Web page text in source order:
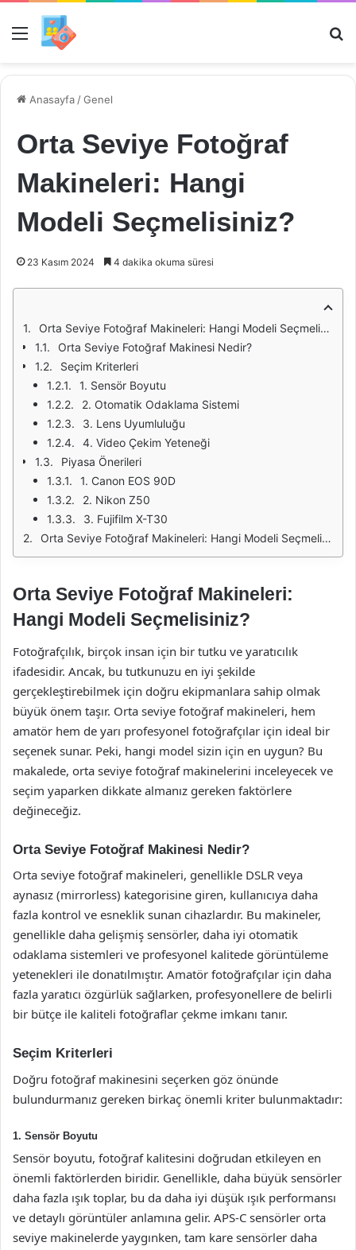
Menü
Anasayfa /Genel
Orta Seviye Fotoğraf
Makineleri: Hangi
Modeli Seçmelisiniz?
23 Kasım 2024 4 dakika okuma süresi
Orta Seviye Fotoğraf Makineleri: Hangi Modeli Seçmelisiniz?
Orta Seviye Fotoğraf Makinesi Nedir?
Seçim Kriterleri
1. Sensör Boyutu
2. Otomatik Odaklama Sistemi
3. Lens Uyumluluğu
4. Video Çekim Yeteneği
Piyasa Önerileri
1. Canon EOS 90D
2. Nikon Z50
3. Fujifilm X-T30
Orta Seviye Fotoğraf Makineleri: Hangi Modeli Seçmelisiniz?
Orta Seviye Fotoğraf Makineleri:
Hangi Modeli Seçmelisiniz?
Fotoğrafçılık, birçok insan için bir tutku ve yaratıcılık
ifadesidir. Ancak, bu tutkunuzu en iyi şekilde
gerçekleştirebilmek için doğru ekipmanlara sahip olmak
büyük önem taşır. Orta seviye fotoğraf makineleri, hem
amatör hem de yarı profesyonel fotoğrafçılar için ideal bir
seçenek sunar. Peki, hangi model sizin için en uygun? Bu
makalede, orta seviye fotoğraf makinelerini inceleyecek ve
seçim yaparken dikkate almanız gereken faktörlere
değineceğiz.
Orta Seviye Fotoğraf Makinesi Nedir?
Orta seviye fotoğraf makineleri, genellikle DSLR veya
aynasız (mirrorless) kategorisine giren, kullanıcıya daha
fazla kontrol ve esneklik sunan cihazlardır. Bu makineler,
genellikle daha gelişmiş sensörler, daha iyi otomatik
odaklama sistemleri ve profesyonel kalitede görüntüleme
yetenekleri ile donatılmıştır. Amatör fotoğrafçılar için daha
fazla yaratıcı özgürlük sağlarken, profesyonellere de belirli
bir bütçe ile kaliteli fotoğraflar çekme imkanı tanır.
Seçim Kriterleri
Doğru fotoğraf makinesini seçerken göz önünde
bulundurmanız gereken birkaç önemli kriter bulunmaktadır:
1. Sensör Boyutu
Sensör boyutu, fotoğraf kalitesini doğrudan etkileyen en
önemli faktörlerden biridir. Genellikle, daha büyük sensörler
daha fazla ışık toplar, bu da daha iyi düşük ışık performansı
ve detaylı görüntüler anlamına gelir. APS-C sensörler orta
seviye makinelerde yaygınken, tam kare sensörler daha